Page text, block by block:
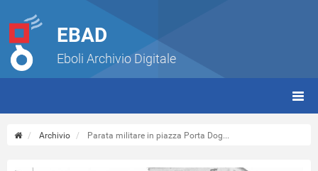
EBAD
Eboli Archivio Digitale
Archivio Parata militare in piazza Porta Dog...